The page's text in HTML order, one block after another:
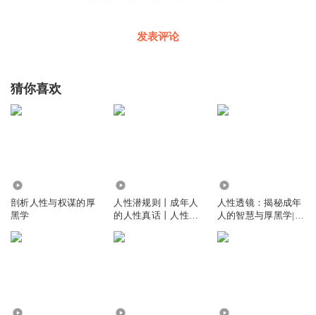
发表评论
猜你喜欢
剖析人性与权谋的厚
黑学
人性潜规则丨成年人
的人性真话丨人性真
人性透镜：揭秘成年
人的智慧与厚黑学|透